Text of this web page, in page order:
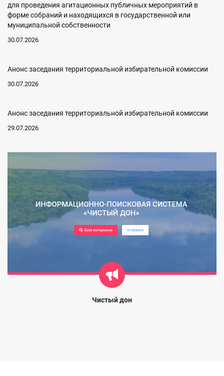
для проведения агитационных публичных мероприятий в
форме собраний и находящихся в государственной или
муниципальной собственности
30.07.2026
Анонс заседания территориальной избирательной комиссии
30.07.2026
Анонс заседания территориальной избирательной комиссии
29.07.2026
Чистый дон